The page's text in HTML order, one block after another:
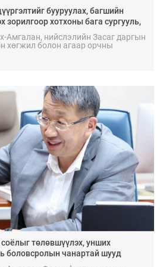
бууруулах, багшийн
зорилгоор хотхоны бага сургууль,
байгуулна
Амгалан, нийслэлийн Засаг даргын
хөгжил болон агаар орчны
боловсролын салбарын
төлөвшүүлэх, унших
боловсролын чанартай шууд